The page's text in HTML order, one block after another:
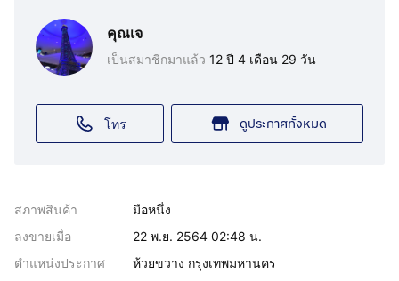
คุณเจ
เป็นสมาชิกมาแล้ว 12 ปี 4 เดือน 29 วัน
โทร ดูประกาศทั้งหมด
สภาพสินค้า
มือหนึ่ง
ลงขายเมื่อ
22 พ.ย. 2564 02:48 น.
ตำแหน่งประกาศ
ห้วยขวาง กรุงเทพมหานคร